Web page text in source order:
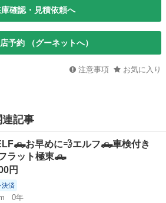
確認・見積依頼へ
予約 （グーネットへ）
注意事項 お気に入り
記事
お早めに💨エルフ🛻車検付き
ラット極東🛻
円
決済
0年